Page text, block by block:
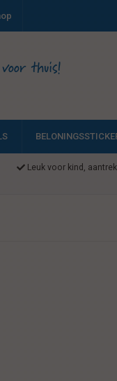
thuis!
Leuk voor kind,